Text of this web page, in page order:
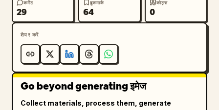
कमेंट
29
बुकमार्क
64
कोट्स
0
शेयर करें
Go beyond generating इमेज
Collect materials, process them, generate